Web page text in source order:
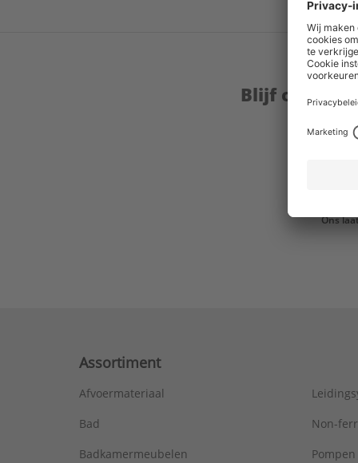
Blijf op de
Ons
Assortiment
Afvoermateriaal
Bad
Badkamermeubelen
Non-
Pompen